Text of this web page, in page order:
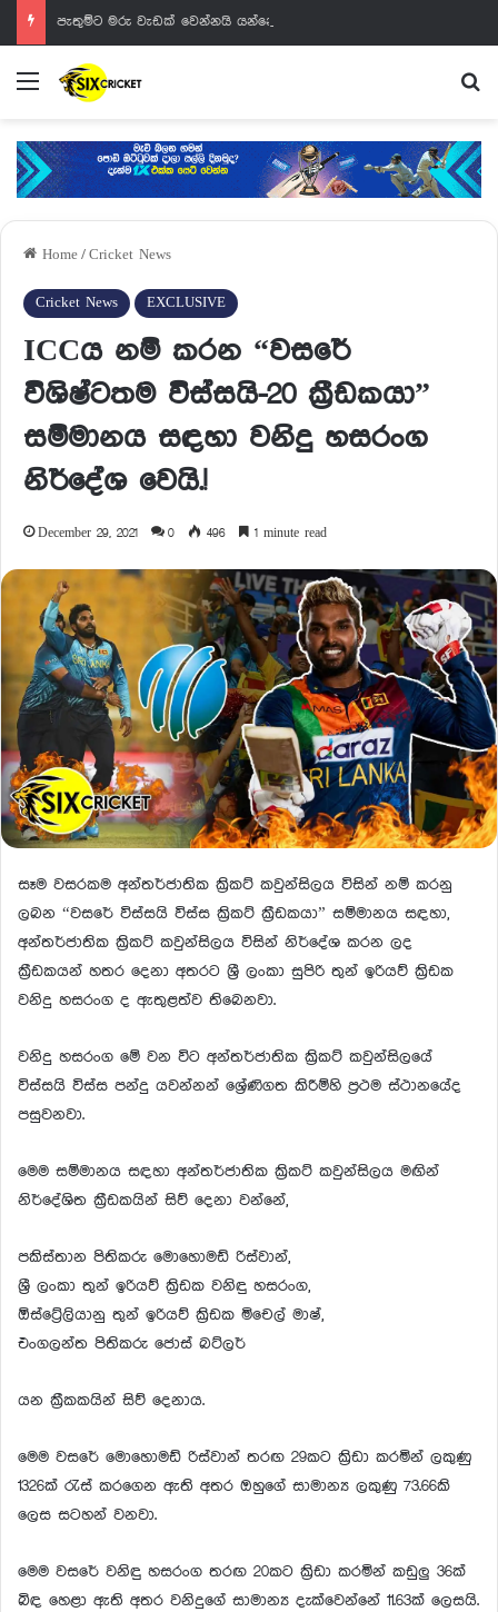
පැතුම්ට මරු වැඩක් වෙන්නයි යන්නේ
Menu
Home / Cricket News
Cricket News EXCLUSIVE
ICCය නම් කරන “වසරේ
විශිෂ්ටතම විස්සයි-20 ක්‍රීඩකයා”
සම්මානය සඳහා වනිදු හසරංග
නිර්දේශ වෙයි.!
December 29, 2021 0 496 1 minute read
සෑම වසරකම අන්තර්ජාතික ක්‍රිකට් කවුන්සිලය විසින් නම් කරනු
ලබන “වසරේ විස්සයි විස්ස ක්‍රිකට් ක්‍රීඩකයා” සම්මානය සඳහා,
අන්තර්ජාතික ක්‍රිකට් කවුන්සිලය විසින් නිර්දේශ කරන ලද
ක්‍රීඩකයන් හතර දෙනා අතරට ශ්‍රී ලංකා සුපිරි තුන් ඉරියව් ක්‍රිඩක
වනිදු හසරංග ද ඇතුළත්ව තිබෙනවා.
වනිදු හසරංග මේ වන විට අන්තර්ජාතික ක්‍රිකට් කවුන්සිලයේ
විස්සයි විස්ස පන්දු යවන්නන් ශ්‍රේණිගත කිරීම්හි ප්‍රථම ස්ථානයේද
පසුවනවා.
මෙම සම්මානය සඳහා අන්තර්ජාතික ක්‍රිකට් කවුන්සිලය මඟින්
නිර්දේශිත ක්‍රීඩකයින් සිව් දෙනා වන්නේ,
පකිස්තාන පිතිකරු මොහොමඩ් රිස්වාන්,
ශ්‍රී ලංකා තුන් ඉරියව් ක්‍රිඩක වනිඳු හසරංග,
ඕස්ට්‍රේලියානු තුන් ඉරියව් ක්‍රිඩක මිචෙල් මාෂ්,
එංගලන්ත පිතිකරු ජොස් බට්ලර්
යන ක්‍රීකකයින් සිව් දෙනාය.
මෙම වසරේ මොහොමඩ් රිස්වාන් තරඟ 29කට ක්‍රිඩා කරමින් ලකුණු
1326ක් රැස් කරගෙන ඇති අතර ඔහුගේ සාමාන්‍ය ලකුණු 73.66කි
ලෙස සටහන් වනවා.
මෙම වසරේ වනිඳු හසරංග තරඟ 20කට ක්‍රිඩා කරමින් කඩුලු 36ක්
බිඳ හෙළා ඇති අතර වනිදුගේ සාමාන්‍ය දැක්වෙන්නේ 11.63ක් ලෙසයි.